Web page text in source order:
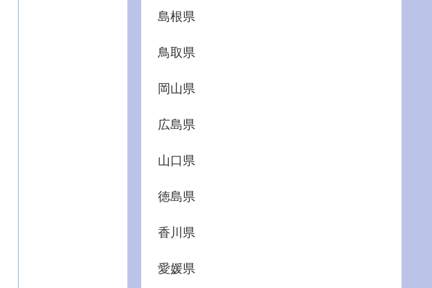
島根県
鳥取県
岡山県
広島県
山口県
徳島県
香川県
愛媛県